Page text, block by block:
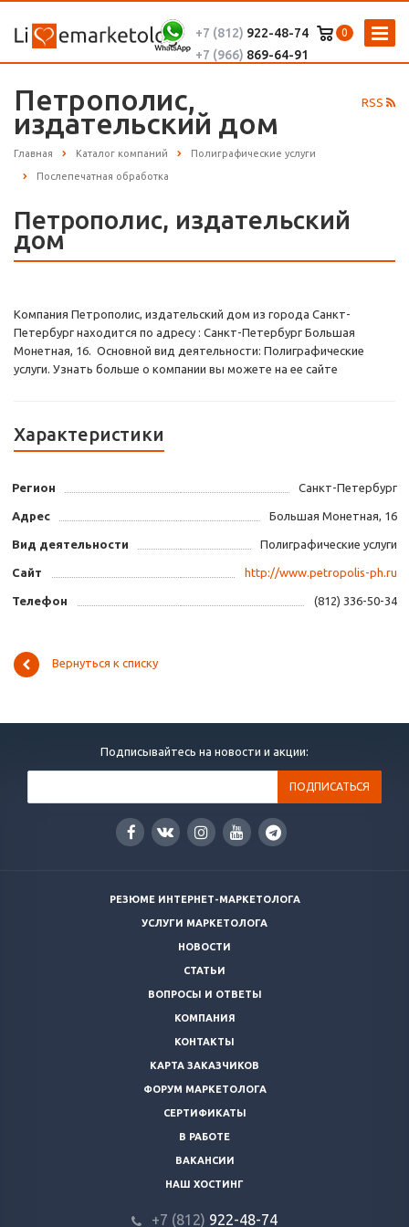
0
+7 (812) 922-48-74
+7 (966) 869-64-91
RSS
Петрополис,
издательский дом
Главная Каталог компаний Полиграфические услуги
Послепечатная обработка
Петрополис, издательский
дом
Компания Петрополис, издательский дом из города Санкт-
Петербург находится по адресу : Санкт-Петербург Большая
Монетная, 16. Основной вид деятельности: Полиграфические
услуги. Узнать больше о компании вы можете на ее сайте
Характеристики
Регион Санкт-Петербург
Адрес Большая Монетная, 16
Вид деятельности Полиграфические услуги
Сайт http://www.petropolis-ph.ru
Телефон (812) 336-50-34
Вернуться к списку
Подписывайтесь на новости и акции:
РЕЗЮМЕ ИНТЕРНЕТ-МАРКЕТОЛОГА
УСЛУГИ МАРКЕТОЛОГА
НОВОСТИ
СТАТЬИ
ВОПРОСЫ И ОТВЕТЫ
КОМПАНИЯ
КОНТАКТЫ
КАРТА ЗАКАЗЧИКОВ
ФОРУМ МАРКЕТОЛОГА
СЕРТИФИКАТЫ
В РАБОТЕ
ВАКАНСИИ
НАШ ХОСТИНГ
+7 (812) 922-48-74